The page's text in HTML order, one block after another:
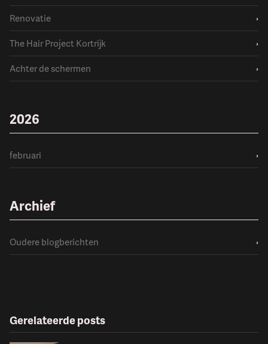
Renovatie
›
The Hair Project Kortrijk
›
Achter de schermen
›
2026
februari ›
Archief
Oudere blogberichten ›
Gerelateerde posts